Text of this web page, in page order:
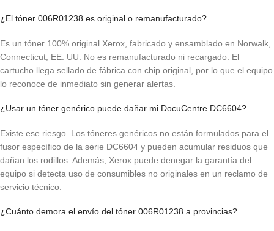
¿El tóner 006R01238 es original o remanufacturado?
Es un tóner 100% original Xerox, fabricado y ensamblado en Norwalk,
Connecticut, EE. UU. No es remanufacturado ni recargado. El
cartucho llega sellado de fábrica con chip original, por lo que el equipo
lo reconoce de inmediato sin generar alertas.
¿Usar un tóner genérico puede dañar mi DocuCentre DC6604?
Existe ese riesgo. Los tóneres genéricos no están formulados para el
fusor específico de la serie DC6604 y pueden acumular residuos que
dañan los rodillos. Además, Xerox puede denegar la garantía del
equipo si detecta uso de consumibles no originales en un reclamo de
servicio técnico.
¿Cuánto demora el envío del tóner 006R01238 a provincias?